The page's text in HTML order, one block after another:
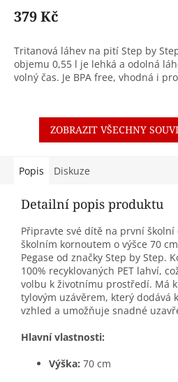
379 Kč
Tritanová láhev na pití Step by
objemu 0,55 l je lehká a odolná
volný čas. Je BPA free, vhodná i
ZOBRAZIT VŠECHNY
Popis Diskuze
Detailní popis produktu
Připravte své dítě na první
školním kornoutem o výšce 70
Pegase od značky Step by Step.
100% recyklovaných PET lahví,
volbu k životnímu prostředí. Má
tylovým uzávěrem, který dodává
vzhled a umožňuje snadné
Hlavní vlastnosti:
Výška: 70 cm